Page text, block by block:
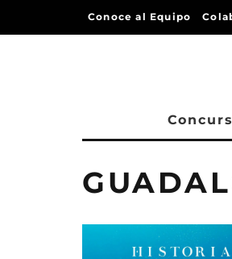
Conoce al Equipo